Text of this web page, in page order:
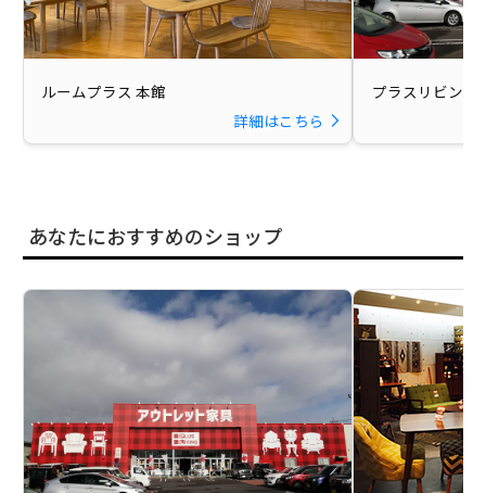
ルームプラス 本館
詳細はこちら
プラスリビング
あなたにおすすめのショップ